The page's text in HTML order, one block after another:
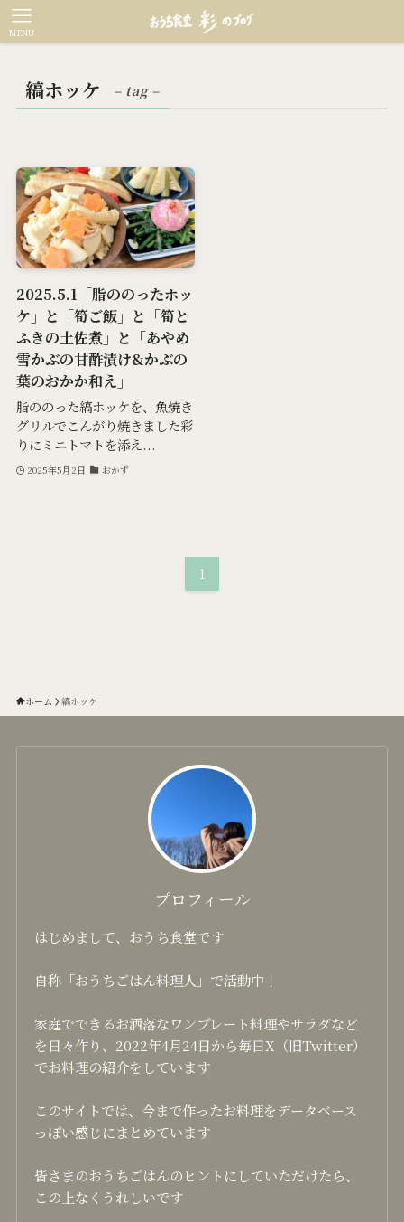
MENU
縞ホッケ – tag –
2025.5.1「脂ののったホッ
ケ」と「筍ご飯」と「筍と
ふきの土佐煮」と「あやめ
雪かぶの甘酢漬け&かぶの
葉のおかか和え」
脂ののった縞ホッケを、魚焼き
グリルでこんがり焼きました彩
りにミニトマトを添え...
2025年5月2日 おかず
1
ホーム 縞ホッケ
プロフィール
はじめまして、おうち食堂です
自称「おうちごはん料理人」で活動中！
家庭でできるお洒落なワンプレート料理やサラダなど
を日々作り、2022年4月24日から毎日X（旧Twitter）
でお料理の紹介をしています
このサイトでは、今まで作ったお料理をデータベース
っぽい感じにまとめています
皆さまのおうちごはんのヒントにしていただけたら、
この上なくうれしいです